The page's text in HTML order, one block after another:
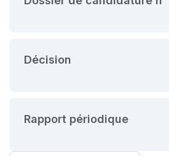
Décision
Rapport périodique